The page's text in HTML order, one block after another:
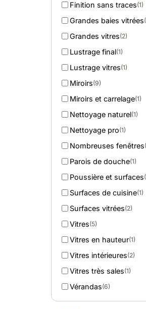
Finition sans traces(1)
Grandes baies vitrées
Grandes vitres(2)
Lustrage final(1)
Lustrage vitres(1)
Miroirs(9)
Miroirs et carrelage(1)
Nettoyage naturel(1)
Nettoyage pro(1)
Nombreuses fenêtres
Parois de douche(1)
Poussière et surfaces
Surfaces de cuisine(1)
Surfaces vitrées(2)
Vitres(5)
Vitres en hauteur(1)
Vitres intérieures(2)
Vitres très sales(1)
Vérandas(6)